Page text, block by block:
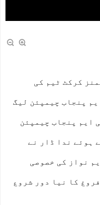
کرکٹ ٹیم کی
پنجاب چیمپئن لیگ
ایم پنجاب چیمپئن
ہوئے ندا ڈار نے
نواز کی خصوصی
کا نیا دور شروع